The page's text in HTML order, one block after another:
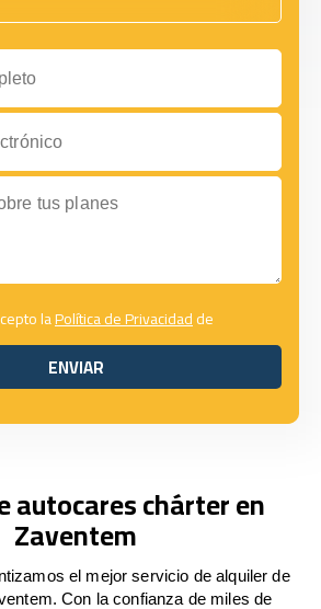
planes
laPolítica de Privacidadde
ENVIAR
ENVIAR
autocares chárter en
Zaventem
el mejor servicio de alquiler de
Con la confianza de miles de